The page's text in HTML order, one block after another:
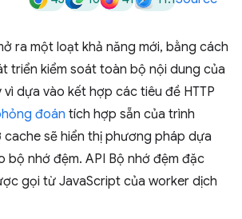
ra một loạt khả năng mới, bằng cách
triển kiểm soát toàn bộ nội dung của
dựa vào kết hợp các tiêu đề HTTP
đoán tích hợp sẵn của trình
cache sẽ hiển thị phương pháp dựa
bộ nhớ đệm. API Bộ nhớ đệm đặc
gọi từ JavaScript của worker dịch